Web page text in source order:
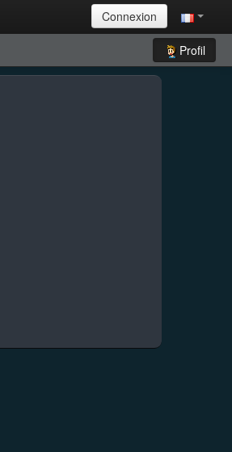
Connexion
Profil